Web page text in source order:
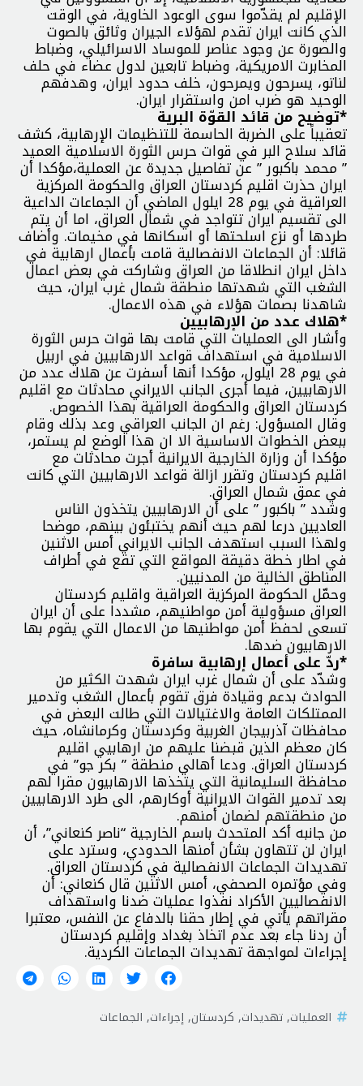
الإقليم لم يقدّموا سوى الوعود الخاوية، في الوقت
الذي كانت ايران تقدم لهؤلاء الجيران وثائق بالصوت
والصورة عن وجود عناصر للموساد الاسرائيلي، وضباط
المخابرت الامريكية، وضباط تابعين لدول عضاء في حلف
لناتو، يسرحون ويمرحون، خلف حدود ايران، وهدفهم
الوحيد هو ضرب امن واستقرار ايران.
*توضيح من قائد القوّة البرية
تعقيباً على الضربة الحاسمة للتنظيمات الإرهابية، كشف
قائد سلاح البر في قوات حرس الثورة الاسلامية العميد
” محمد باكبور ” عن تفاصيل جديدة عن العملية،مؤكدا أن
ايران حذرت اقليم كردستان العراق والحكومة المركزية
العراقية في يوم 28 ايلول الماضي أن الجماعات الداعية
الى تقسيم ايران تتواجد في شمال العراق، اما أن يتم
طردها أو نزع اسلحتها أو اسكانها في مخيمات. وأضاف
قائلا: أن الجماعات الانفصالية قامت بأعمال ارهابية في
داخل ايران انطلاقا من العراق وشاركت في بعض اعمال
الشغب التي شهدتها منطقة شمال غرب ايران، حيث
شاهدنا بصمات هؤلاء في هذه الاعمال.
*هلاك عدد من الإرهابيين
وأشار الى العمليات التي قامت بها قوات حرس الثورة
الاسلامية في استهداف قواعد الارهابيين في اربيل
في يوم 28 ايلول، مؤكدا أنها أسفرت عن هلاك عدد من
الارهابيين، فيما أجرى الجانب الايراني محادثات مع اقليم
كردستان العراق والحكومة العراقية بهذا الخصوص.
وقال المسؤول: رغم ان الجانب العراقي وعد بذلك وقام
ببعض الخطوات الاساسية الا ان هذا الوضع لم يستمر،
مؤكدا أن وزارة الخارجية الايرانية أجرت محادثات مع
اقليم كردستان وتقرر ازالة قواعد الارهابيين التي كانت
في عمق شمال العراق.
وشدد ” باكبور ” على أن الارهابيين يتخذون الناس
العاديين درعا لهم حيث أنهم يختبئون بينهم، موضحا
ولهذا السبب استهدف الجانب الايراني أمس الاثنين
في اطار خطة دقيقة المواقع التي تقع في أطراف
المناطق الخالية من المدنيين.
وحمّل الحكومة المركزية العراقية واقليم كردستان
العراق مسؤولية أمن مواطنيهم، مشددا على أن ايران
تسعى لحفظ أمن مواطنيها من الاعمال التي يقوم بها
الارهابيون ضدها.
*ردّ على أعمال إرهابية سافرة
وشدّد على أن شمال غرب ايران شهدت الكثير من
الحوادث بدعم وقيادة فرق تقوم بأعمال الشغب وتدمير
الممتلكات العامة والاغتيالات التي طالت البعض في
محافظات آذربيجان الغربية وكردستان وكرمانشاه، حيث
كان معظم الذين قبضنا عليهم من ارهابيي اقليم
كردستان العراق. ودعا أهالي منطقة ” بكر جو” في
محافظة السليمانية التي يتخذها الارهابيون مقرا لهم
بعد تدمير القوات الايرانية أوكارهم، الى طرد الارهابيين
من منطقتهم لضمان أمنهم.
من جانبه أكد المتحدث باسم الخارجية “ناصر كنعاني”، أن
ايران لن تتهاون بشأن أمنها الحدودي، وسترد على
تهديدات الجماعات الانفصالية في كردستان العراق.
وفي مؤتمره الصحفي، أمس الاثنين قال كنعاني: أن
الانفصاليين الأكراد نفذوا عمليات ضدنا واستهداف
مقراتهم يأتي في إطار حقنا بالدفاع عن النفس، معتبرا
أن ردنا جاء بعد عدم اتخاذ بغداد وإقليم كردستان
إجراءات لمواجهة تهديدات الجماعات الكردية.
العمليات,تهديدات, كردستان,إجراءات, الجماعات